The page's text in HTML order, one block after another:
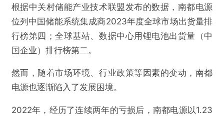
根据中关村储能产业技术联盟发布的数据，南都电源
位列中国储能系统集成商2023年度全球市场出货量排
行榜第四；全球基站、数据中心用锂电池出货量（中
国企业）排行榜第二。
然而，随着市场环境、行业政策等因素的变动，南都
电源也逐渐陷入了发展困境。
2022年，经历了连续两年的亏损后，南都电源以1.23